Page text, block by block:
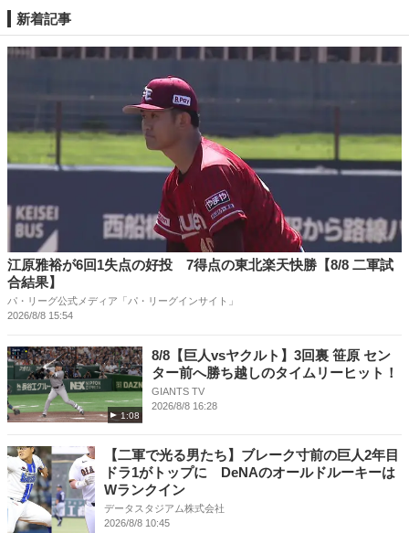
新着記事
江原雅裕が6回1失点の好投 7得点の東北楽天快勝【8/8 二軍試
合結果】
パ・リーグ公式メディア「パ・リーグインサイト」
2026/8/8 15:54
1:08
8/8【巨人vsヤクルト】3回裏 笹原 セン
ター前へ勝ち越しのタイムリーヒット！
GIANTS TV
2026/8/8 16:28
【二軍で光る男たち】ブレーク寸前の巨人2年目
ドラ1がトップに DeNAのオールドルーキーは
Wランクイン
データスタジアム株式会社
2026/8/8 10:45